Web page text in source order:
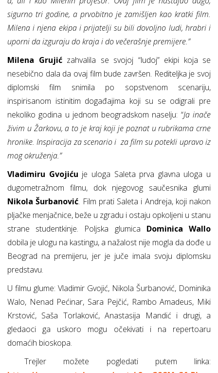
sigurno tri godine, a prvobitno je zamišljen kao kratki film.
Milena i njena ekipa i prijatelji su bili dovoljno ludi, hrabri i
uporni da izguraju do kraja i do večerašnje premijere.”
Milena Grujićzahvalila se svojoj “ludoj” ekipi koja se
nesebično dala da ovaj film bude završen. Rediteljka je svoj
diplomski film snimila po sopstvenom scenariju,
inspirisanom istinitim događajima koji su se odigrali pre
nekoliko godina u jednom beogradskom naselju: “Ja inače
živim u Žarkovu, a to je kraj koji je poznat u rubrikama crne
hronike. Inspiracija za scenario i za film su potekli upravo iz
mog okruženja.”
Vladimiru Gvojiću je uloga Saleta prva glavna uloga u
dugometražnom filmu, dok njegovog saučesnika glumi
Nikola Šurbanović. Film prati Saleta i Andreja, koji nakon
pljačke menjačnice, beže u zgradu i ostaju opkoljeni u stanu
strane studentkinje. Poljska glumica Dominica Wallo
dobila je ulogu na kastingu, a nažalost nije mogla da dođe u
Beograd na premijeru, jer je juče imala svoju diplomsku
predstavu.
U filmu glume: Vladimir Gvojić, Nikola Šurbanović, Dominika
Walo, Nenad Pećinar, Sara Pejčić, Rambo Amadeus, Miki
Krstović, Saša Torlaković, Anastasija Mandić i drugi, a
gledaoci ga uskoro mogu očekivati i na repertoaru
domaćih bioskopa.
Trejler možete pogledati putem linka: